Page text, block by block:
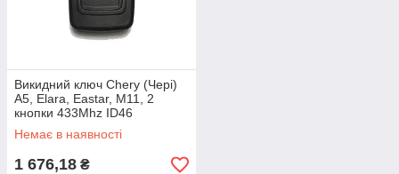
Викидний ключ Chery (Чері)
А5, Elara, Eastar, M11, 2
кнопки 433Mhz ID46
Немає в наявності
1 676,18 ₴